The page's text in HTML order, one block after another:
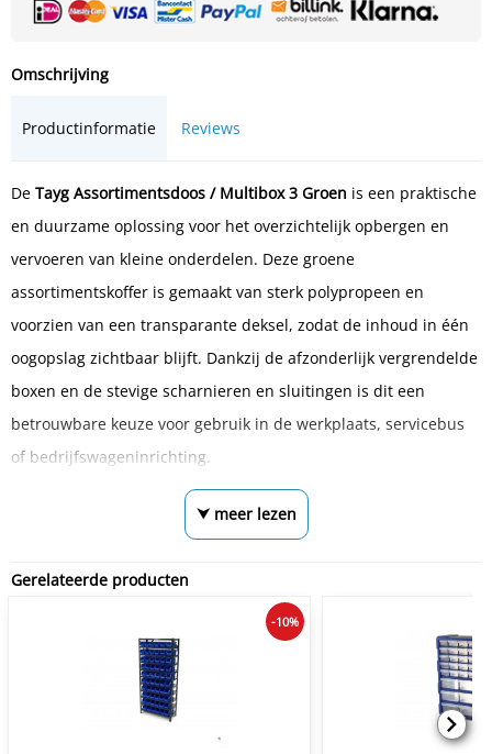
Omschrijving
Productinformatie Reviews
De Tayg Assortimentsdoos / Multibox 3 Groen is een praktische
en duurzame oplossing voor het overzichtelijk opbergen en
vervoeren van kleine onderdelen. Deze groene
assortimentskoffer is gemaakt van sterk polypropeen en
voorzien van een transparante deksel, zodat de inhoud in één
oogopslag zichtbaar blijft. Dankzij de afzonderlijk vergrendelde
boxen en de stevige scharnieren en sluitingen is dit een
betrouwbare keuze voor gebruik in de werkplaats, servicebus
of bedrijfswageninrichting.
⮟ meer lezen
Gerelateerde producten
-10%